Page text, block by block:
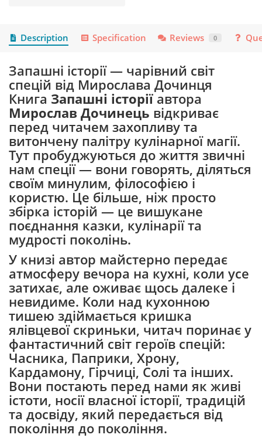
Description Specification Reviews 0
Запашні історії — чарівний світ
спецій від Мирослава Дочинця
Книга Запашні історії автора
Мирослав Дочинець відкриває
перед читачем захопливу та
витончену палітру кулінарної магії.
Тут пробуджуються до життя звичні
нам спеції — вони говорять, діляться
своїм минулим, філософією і
користю. Це більше, ніж просто
збірка історій — це вишукане
поєднання казки, кулінарії та
мудрості поколінь.
У книзі автор майстерно передає
атмосферу вечора на кухні, коли усе
затихає, але оживає щось далеке і
невидиме. Коли над кухонною
тишею здіймається кришка
ялівцевої скриньки, читач поринає у
фантастичний світ героїв спецій:
Часника, Паприки, Хрону,
Кардамону, Гірчиці, Солі та інших.
Вони постають перед нами як живі
істоти, носії власної історії, традицій
та досвіду, який передається від
покоління до покоління.